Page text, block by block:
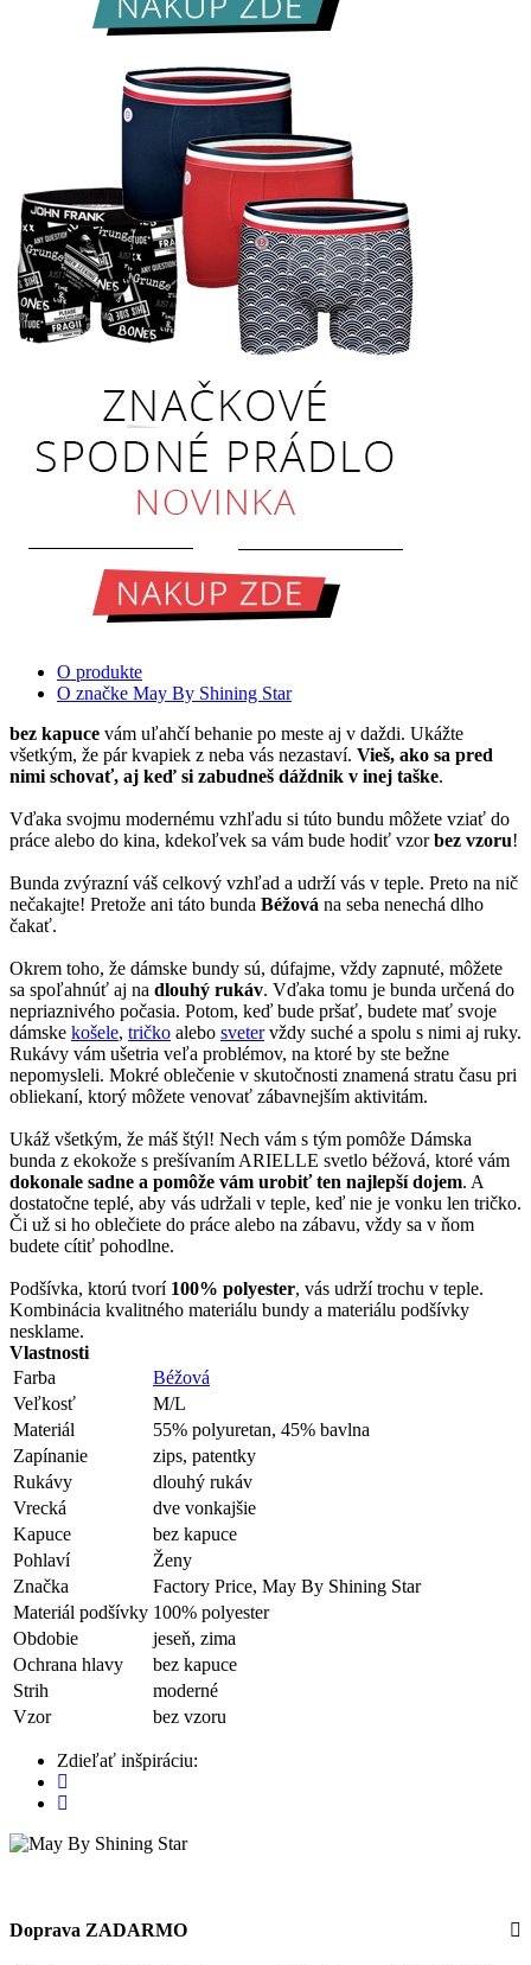
O produkte
O značke May By Shining Star
bez kapuce vám uľahčí behanie po meste aj v daždi. Ukážte
všetkým, že pár kvapiek z neba vás nezastaví. Vieš, ako sa pred
nimi schovať, aj keď si zabudneš dáždnik v inej taške.
Vďaka svojmu modernému vzhľadu si túto bundu môžete vziať do
práce alebo do kina, kdekoľvek sa vám bude hodiť vzorbez vzoru!
Bunda zvýrazní váš celkový vzhľad a udrží vás v teple. Preto na nič
nečakajte! Pretože ani táto bunda Béžová na seba nenechá dlho
čakať.
Okrem toho, že dámske bundy sú, dúfajme, vždy zapnuté, môžete
sa spoľahnúť aj na dlouhý rukáv. Vďaka tomu je bunda určená do
nepriaznivého počasia. Potom, keď bude pršať, budete mať svoje
dámske košele, tričko alebo svetervždy suché a spolu s nimi aj ruky.
Rukávy vám ušetria veľa problémov, na ktoré by ste bežne
nepomysleli. Mokré oblečenie v skutočnosti znamená stratu času pri
obliekaní, ktorý môžete venovať zábavnejším aktivitám.
Ukáž všetkým, že máš štýl! Nech vám s tým pomôže Dámska
bunda z ekokože s prešívaním ARIELLE svetlo béžová, ktoré vám
dokonale sadne a pomôže vám urobiť ten najlepší dojem. A
dostatočne teplé, aby vás udržali v teple, keď nie je vonku len tričko.
Či už si ho oblečiete do práce alebo na zábavu, vždy sa v ňom
budete cítiť pohodlne.
Podšívka, ktorú tvorí 100% polyester, vás udrží trochu v teple.
Kombinácia kvalitného materiálu bundy a materiálu podšívky
nesklame.
Vlastnosti
Farba
Béžová
Veľkosť
M/L
Materiál
55% polyuretan, 45% bavlna
Zapínanie
zips, patentky
Rukávy
dlouhý rukáv
Vrecká
dve vonkajšie
Kapuce
bez kapuce
Pohlaví
Ženy
Značka
Factory Price, May By Shining Star
Materiál podšívky 100% polyester
Obdobie
jeseň, zima
Ochrana hlavy
bez kapuce
Strih
moderné
Vzor
bez vzoru
Zdieľať inšpiráciu:
Doprava ZADARMO